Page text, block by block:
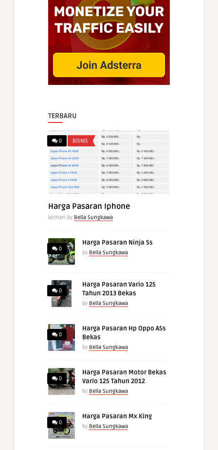
TERBARU
0 BISNIS
Harga Pasaran Iphone
Written by Bella Sungkawa
0
Harga Pasaran Ninja Ss
by Bella Sungkawa
0
Harga Pasaran Vario 125
Tahun 2013 Bekas
by Bella Sungkawa
0
Harga Pasaran Hp Oppo A5s
Bekas
by Bella Sungkawa
0
Harga Pasaran Motor Bekas
Vario 125 Tahun 2012
by Bella Sungkawa
0
Harga Pasaran Mx King
by Bella Sungkawa